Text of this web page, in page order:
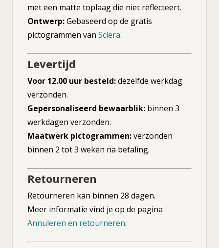
met een matte toplaag die niet reflecteert.
Ontwerp:Gebaseerd op de gratis
pictogrammen van Sclera.
Levertijd
Voor 12.00 uur besteld:dezelfde werkdag
verzonden.
Gepersonaliseerd bewaarblik: binnen 3
werkdagen verzonden.
Maatwerk pictogrammen:verzonden
binnen 2 tot 3 weken na betaling.
Retourneren
Retourneren kan binnen 28 dagen.
Meer informatie vind je op de pagina
Annuleren en retourneren.